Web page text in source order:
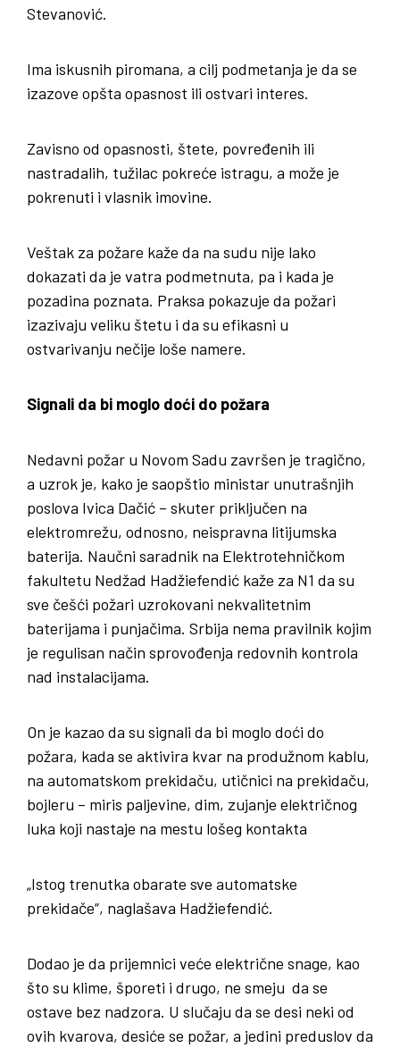
Stevanović.
Ima iskusnih piromana, a cilj podmetanja je da se
izazove opšta opasnost ili ostvari interes.
Zavisno od opasnosti, štete, povređenih ili
nastradalih, tužilac pokreće istragu, a može je
pokrenuti i vlasnik imovine.
Veštak za požare kaže da na sudu nije lako
dokazati da je vatra podmetnuta, pa i kada je
pozadina poznata. Praksa pokazuje da požari
izazivaju veliku štetu i da su efikasni u
ostvarivanju nečije loše namere.
Signali da bi moglo doći do požara
Nedavni požar u Novom Sadu završen je tragično,
a uzrok je, kako je saopštio ministar unutrašnjih
poslova Ivica Dačić – skuter priključen na
elektromrežu, odnosno, neispravna litijumska
baterija. Naučni saradnik na Elektrotehničkom
fakultetu Nedžad Hadžiefendić kaže za N1 da su
sve češći požari uzrokovani nekvalitetnim
baterijama i punjačima. Srbija nema pravilnik kojim
je regulisan način sprovođenja redovnih kontrola
nad instalacijama.
On je kazao da su signali da bi moglo doći do
požara, kada se aktivira kvar na produžnom kablu,
na automatskom prekidaču, utičnici na prekidaču,
bojleru – miris paljevine, dim, zujanje električnog
luka koji nastaje na mestu lošeg kontakta
„Istog trenutka obarate sve automatske
prekidače“, naglašava Hadžiefendić.
Dodao je da prijemnici veće električne snage, kao
što su klime, šporeti i drugo, ne smeju da se
ostave bez nadzora. U slučaju da se desi neki od
ovih kvarova, desiće se požar, a jedini preduslov da